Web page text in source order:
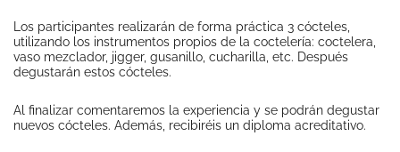
Los participantes realizarán de forma práctica 3 cócteles,
utilizando los instrumentos propios de la coctelería: coctelera,
vaso mezclador, jigger, gusanillo, cucharilla, etc. Después
degustarán estos cócteles.
Al finalizar comentaremos la experiencia y se podrán degustar
nuevos cócteles. Además, recibiréis un diploma acreditativo.